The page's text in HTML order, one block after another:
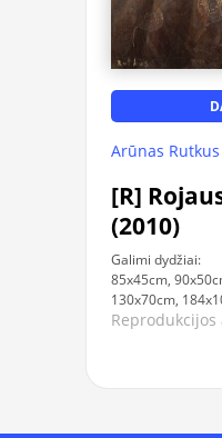
Arūnas Rutkus
[R]
(2010)
Galimi dydžiai:
85x45cm,
130x70cm,